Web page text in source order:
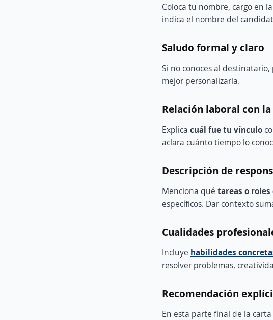
Coloca tu nombre, cargo en
indica el nombre del
Saludo formal y claro
Si no conoces al
mejor personalizarla.
Relación laboral con
Explica cuál fue tu vínculo
aclara cuánto tiempo lo
Descripción de
Menciona qué tareas o
específicos. Dar contexto
Cualidades
Incluye habilidades
resolver problemas,
Recomendación
En esta parte final de la